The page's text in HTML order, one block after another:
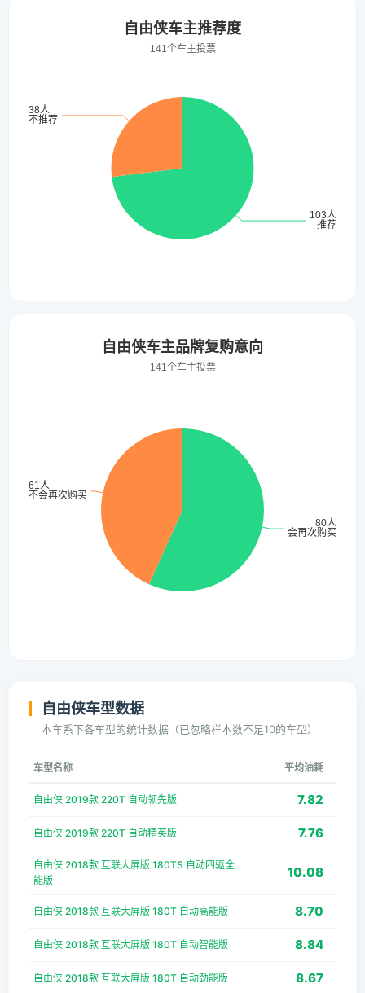
自由侠车型数据
本车系下各车型的统计数据（已忽略样本数不足10的车型）
车型名称 平均油耗
自由侠 2019款 220T 自动领先版 7.82
自由侠 2019款 220T 自动精英版 7.76
自由侠 2018款 互联大屏版 180TS 自动四驱全
能版
10.08
自由侠 2018款 互联大屏版 180T 自动高能版 8.70
自由侠 2018款 互联大屏版 180T 自动智能版 8.84
自由侠 2018款 互联大屏版 180T 自动劲能版 8.67